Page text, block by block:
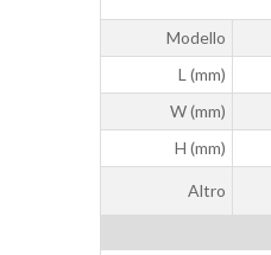
Modello
L (mm)
W (mm)
H (mm)
Altro